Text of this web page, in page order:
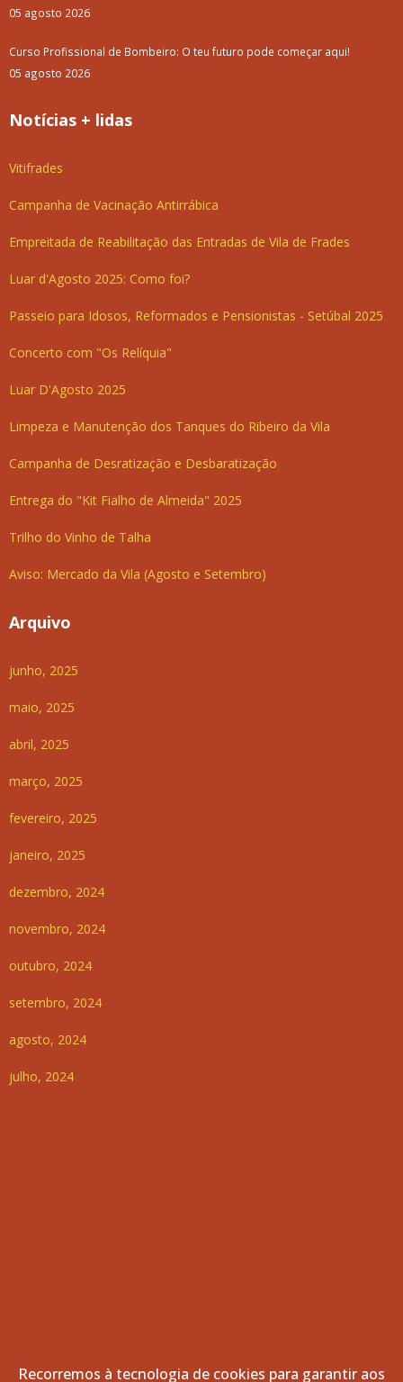
05 agosto 2026
Curso Profissional de Bombeiro: O teu futuro pode começar aqui!
05 agosto 2026
Notícias + lidas
Vitifrades
Campanha de Vacinação Antirrábica
Empreitada de Reabilitação das Entradas de Vila de Frades
Luar d'Agosto 2025: Como foi?
Passeio para Idosos, Reformados e Pensionistas - Setúbal 2025
Concerto com "Os Relíquia"
Luar D'Agosto 2025
Limpeza e Manutenção dos Tanques do Ribeiro da Vila
Campanha de Desratização e Desbaratização
Entrega do "Kit Fialho de Almeida" 2025
Trilho do Vinho de Talha
Aviso: Mercado da Vila (Agosto e Setembro)
Arquivo
junho, 2025
maio, 2025
abril, 2025
março, 2025
fevereiro, 2025
janeiro, 2025
dezembro, 2024
novembro, 2024
outubro, 2024
setembro, 2024
agosto, 2024
julho, 2024
Recorremos à tecnologia de cookies para garantir aos